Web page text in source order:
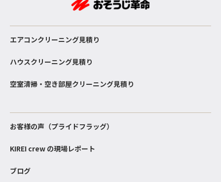
エアコンクリーニング見積り
ハウスクリーニング見積り
空室清掃・空き部屋クリーニング見積り
お客様の声（プライドフラッグ）
KIREI crew の現場レポート
ブログ